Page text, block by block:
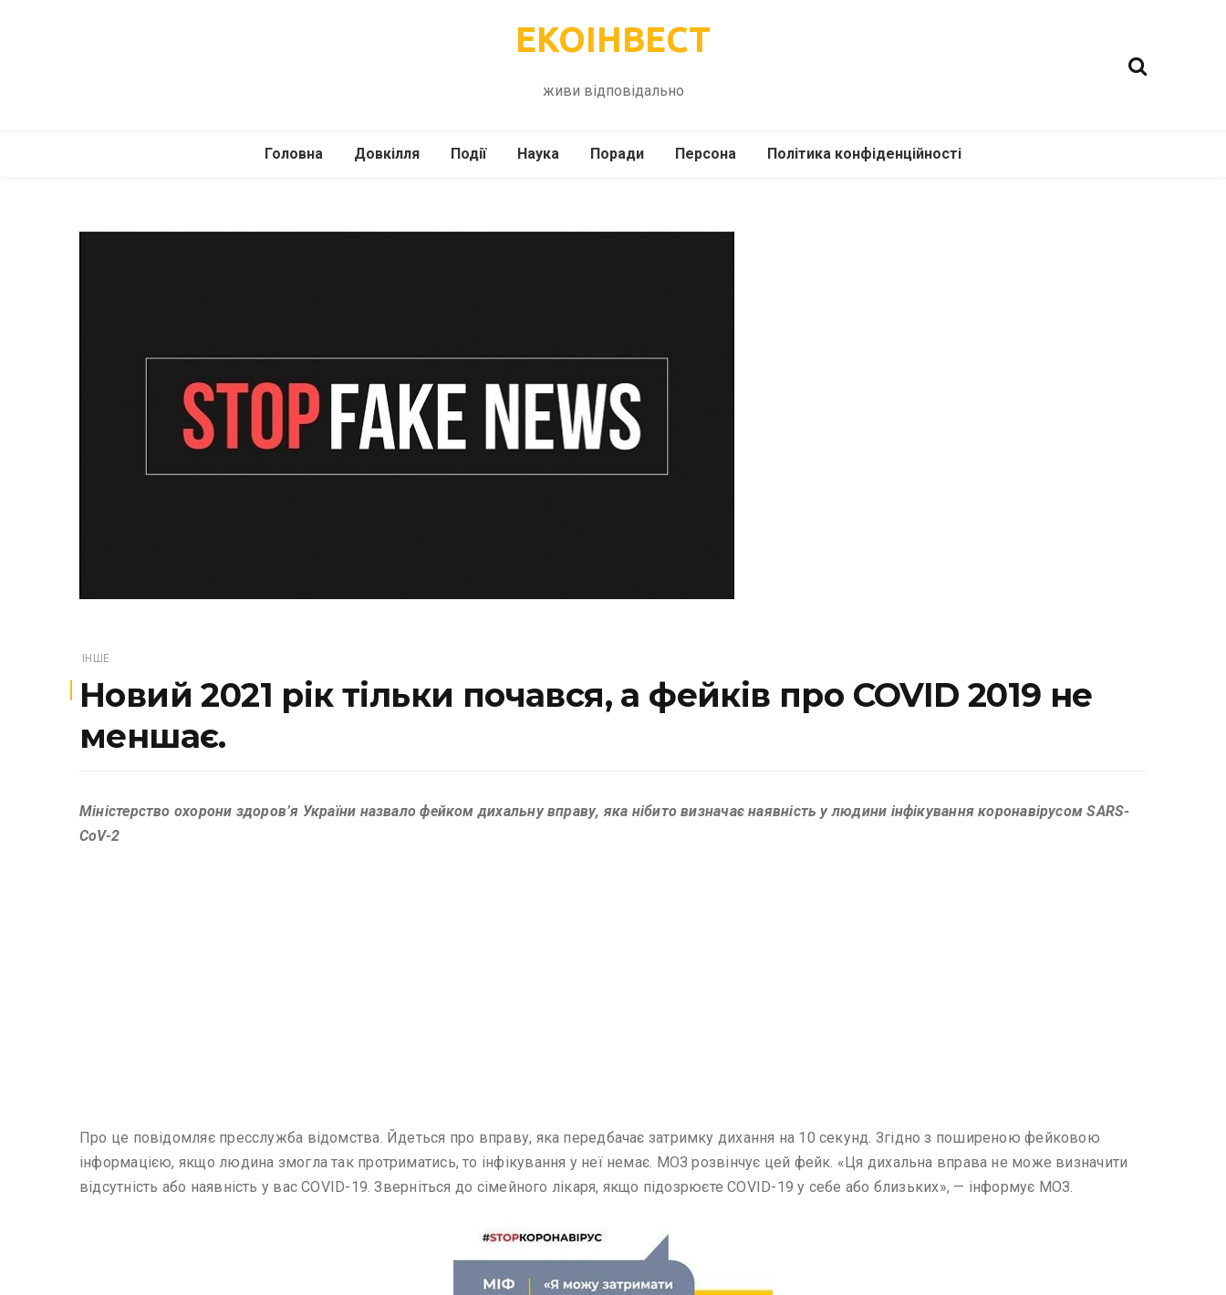
ЕКОІНВЕСТ
живи відповідально
Головна Довкілля
Подорожі
Події
Інше
Наука
Психологія
Поради
Здоров’я
Персона Політика конфіденційності
ІНШЕ
Новий 2021 рік тільки почався, а фейків про COVID 2019 не
меншає.
Міністерство охорони здоров’я України назвало фейком дихальну вправу, яка нібито визначає наявність у людини інфікування коронавірусом SARS-
CoV-2
Про це повідомляє пресслужба відомства. Йдеться про вправу, яка передбачає затримку дихання на 10 секунд. Згідно з поширеною фейковою
інформацією, якщо людина змогла так протриматись, то інфікування у неї немає. МОЗ розвінчує цей фейк. «Ця дихальна вправа не може визначити
відсутність або наявність у вас COVID-19. Зверніться до сімейного лікаря, якщо підозрюєте COVID-19 у себе або близьких», — інформує МОЗ.